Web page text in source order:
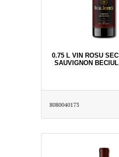
0.75 L VIN ROSU
SAUVIGNON
8080040173